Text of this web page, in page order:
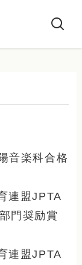
音楽科合格
連盟JPTA
門奨励賞
連盟JPTA